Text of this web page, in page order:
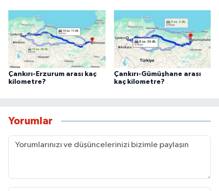
Çankırı-Erzurum arası kaç
kilometre?
Çankırı-Gümüşhane arası
kaç kilometre?
Yorumlar